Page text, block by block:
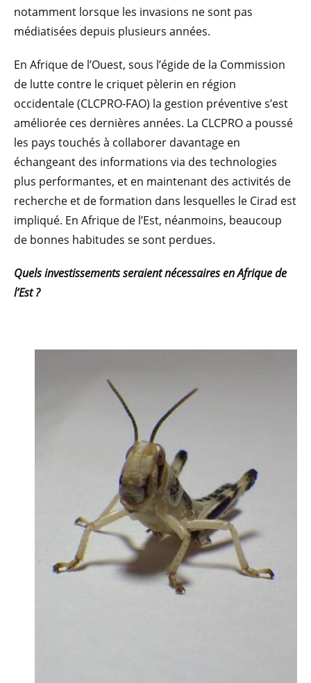
notamment lorsque les invasions ne sont pas
médiatisées depuis plusieurs années.
En Afrique de l’Ouest, sous l’égide de la Commission
de lutte contre le criquet pèlerin en région
occidentale (CLCPRO-FAO) la gestion préventive s’est
améliorée ces dernières années. La CLCPRO a poussé
les pays touchés à collaborer davantage en
échangeant des informations via des technologies
plus performantes, et en maintenant des activités de
recherche et de formation dans lesquelles le Cirad est
impliqué. En Afrique de l’Est, néanmoins, beaucoup
de bonnes habitudes se sont perdues.
Quels investissements seraient nécessaires en Afrique de
l’Est ?